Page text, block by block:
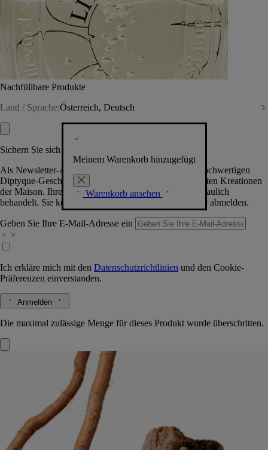
Nachfüllbare Produkte
Land / Sprache:Österreich, Deutsch
Meinem Warenkorb hinzugefügt
Warenkorb ansehen
Sichern Sie sich exklusive Vorteile
Als Newsletter-Abonnent.in erhalten Sie Zugang zu hochwertigen
Diptyque-Geschenken, Events & News über die neuesten Kreationen
der Maison. Ihre Daten werden selbstverständlich vertraulich
behandelt. Sie können sich jederzeit problemlos wieder abmelden.
Geben Sie Ihre E-Mail-Adresse ein
Ich erkläre mich mit den Datenschutzrichtlinien und den Cookie-
Präferenzen einverstanden.
Anmelden
Die maximal zulässige Menge für dieses Produkt wurde überschritten.